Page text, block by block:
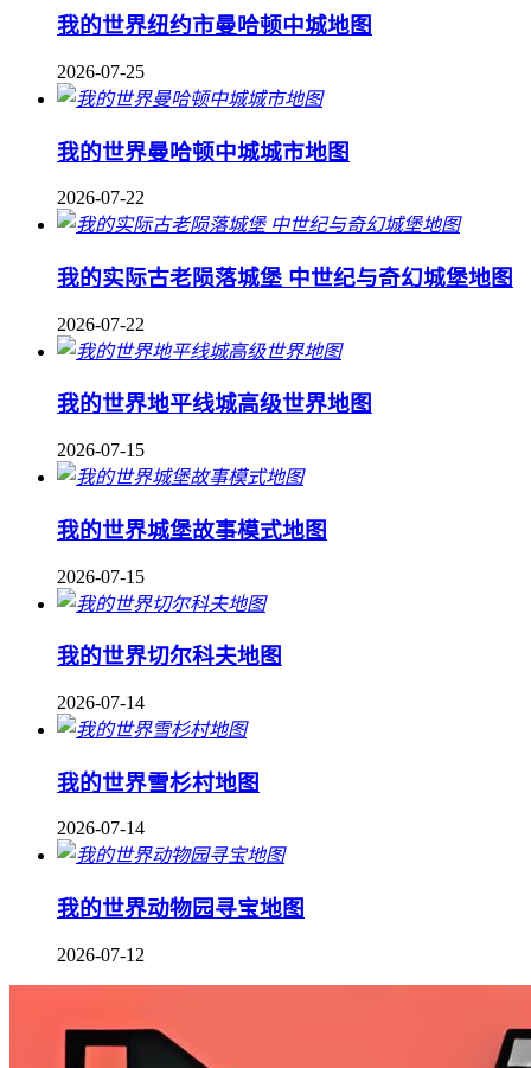
我的世界纽约市曼哈顿中城地图
2026-07-25
我的世界曼哈顿中城城市地图
2026-07-22
我的实际古老陨落城堡 中世纪与奇幻城堡地图
2026-07-22
我的世界地平线城高级世界地图
2026-07-15
我的世界城堡故事模式地图
2026-07-15
我的世界切尔科夫地图
2026-07-14
我的世界雪杉村地图
2026-07-14
我的世界动物园寻宝地图
2026-07-12